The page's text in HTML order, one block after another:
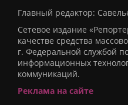
Главный редактор:
Сетевое издание
качестве средства
г. Федеральной службой
информационных
коммуникаций.
Реклама на сайте